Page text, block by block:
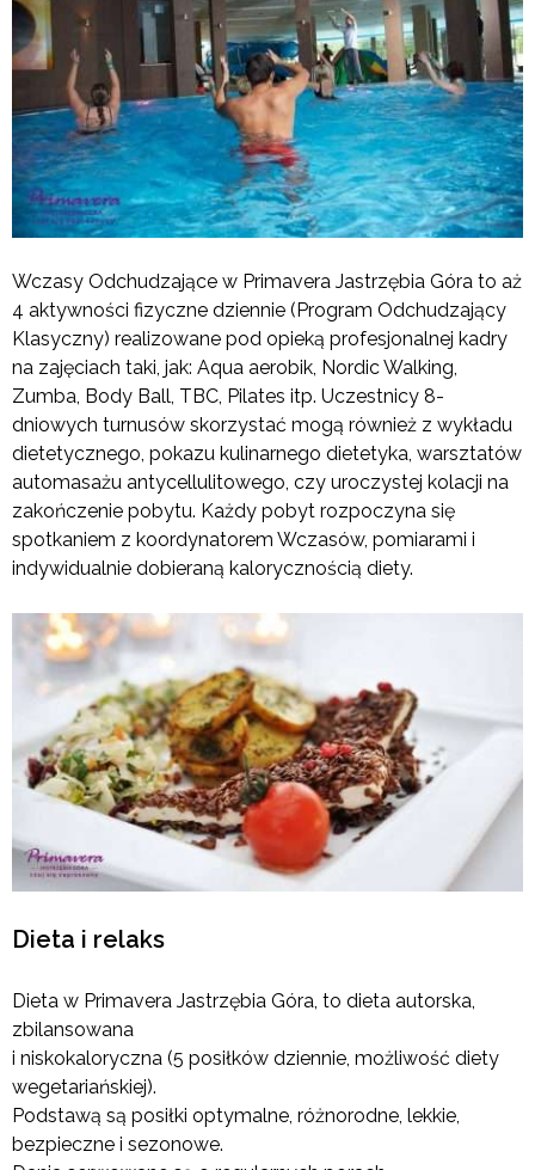
Wczasy Odchudzające w Primavera Jastrzębia Góra to aż
4 aktywności fizyczne dziennie (Program Odchudzający
Klasyczny) realizowane pod opieką profesjonalnej kadry
na zajęciach taki, jak: Aqua aerobik, Nordic Walking,
Zumba, Body Ball, TBC, Pilates itp. Uczestnicy 8-
dniowych turnusów skorzystać mogą również z wykładu
dietetycznego, pokazu kulinarnego dietetyka, warsztatów
automasażu antycellulitowego, czy uroczystej kolacji na
zakończenie pobytu. Każdy pobyt rozpoczyna się
spotkaniem z koordynatorem Wczasów, pomiarami i
indywidualnie dobieraną kalorycznością diety.
Dieta i relaks
Dieta w Primavera Jastrzębia Góra, to dieta autorska,
zbilansowana
i niskokaloryczna (5 posiłków dziennie, możliwość diety
wegetariańskiej).
Podstawą są posiłki optymalne, różnorodne, lekkie,
bezpieczne i sezonowe.